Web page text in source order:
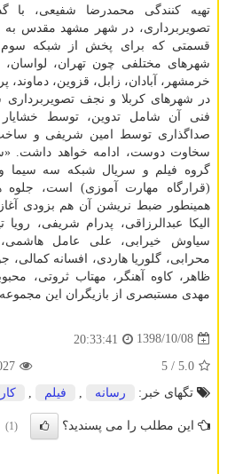
قسمتی كه برای پخش از شبكه سوم
شهرهای مختلفی چون تهران، لواسان،
خرمشهر، آبادان، زابل، قزوین،
در شهرهای كربلا و نجف
فنی آن شامل تدوین، توسط
صداگذاری توسط امین شریفی و
سخاوت دوست، ادامه خواهد داشت.
گروه فیلم و سریال شبكه سه سیما
(قرارگاه مهارت آموزی) است، جلوه
همینطور ضبط نریشن آن هم بزودی
الیكا عبدالرزاقی، پدرام شریفی، رویا
سیاوش خیرابی، علی عامل هاشمی،
محرابی، گلوریا هاردی، افسانه كمالی،
ظاهر، كاوه آهنگر، مهتاب ثروتی،
مهدی مستبصری از بازیگران این
1398/10/08
20:33:41
5.0
/ 5
تگهای خبر:
رسانه فیلم
این مطلب را می پسندید؟ (1)